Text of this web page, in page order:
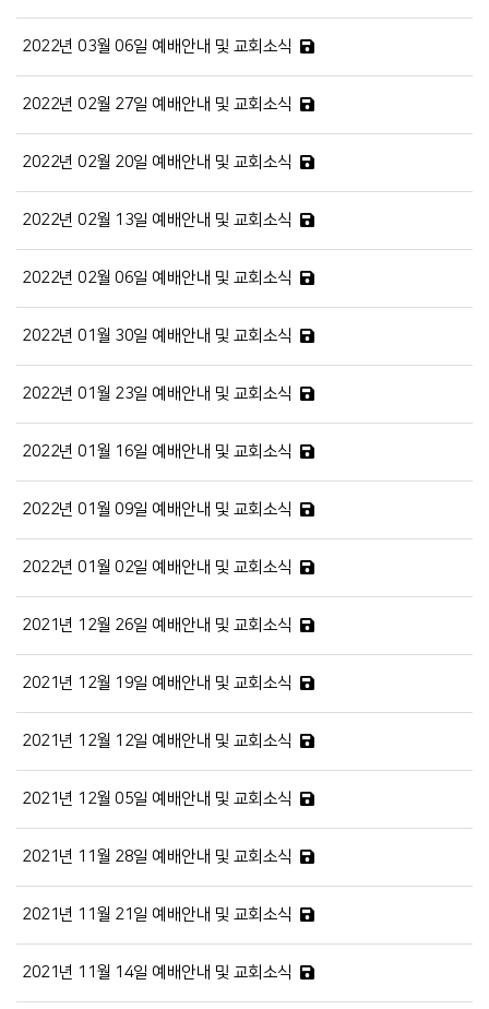
2022년 03월 06일 예배안내 및 교회소식
2022년 02월 27일 예배안내 및 교회소식
2022년 02월 20일 예배안내 및 교회소식
2022년 02월 13일 예배안내 및 교회소식
2022년 02월 06일 예배안내 및 교회소식
2022년 01월 30일 예배안내 및 교회소식
2022년 01월 23일 예배안내 및 교회소식
2022년 01월 16일 예배안내 및 교회소식
2022년 01월 09일 예배안내 및 교회소식
2022년 01월 02일 예배안내 및 교회소식
2021년 12월 26일 예배안내 및 교회소식
2021년 12월 19일 예배안내 및 교회소식
2021년 12월 12일 예배안내 및 교회소식
2021년 12월 05일 예배안내 및 교회소식
2021년 11월 28일 예배안내 및 교회소식
2021년 11월 21일 예배안내 및 교회소식
2021년 11월 14일 예배안내 및 교회소식